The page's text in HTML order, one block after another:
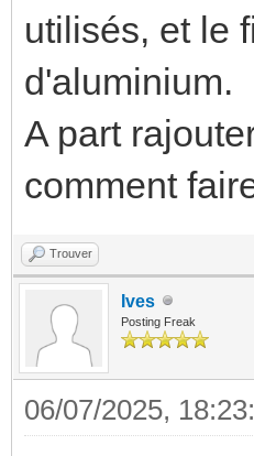
utilisés, et le
d'aluminium.
A part
comment
Trouver
Ives
Posting Freak
06/07/2025,